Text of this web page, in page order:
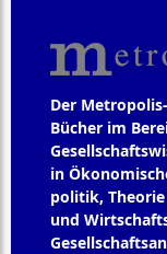
Der
Bücher im
in
politik,
und